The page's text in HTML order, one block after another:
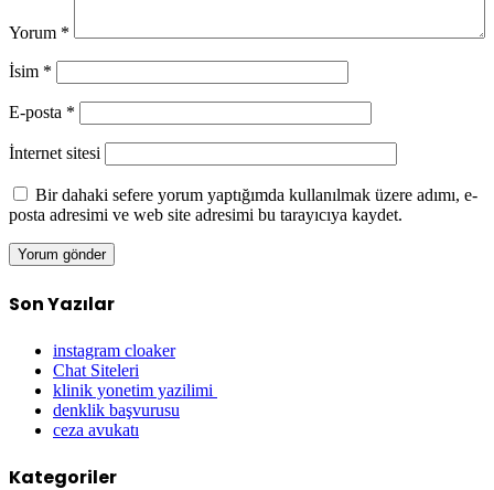
Yorum *
İsim *
E-posta *
İnternet sitesi
Bir dahaki sefere yorum yaptığımda kullanılmak üzere adımı, e-
posta adresimi ve web site adresimi bu tarayıcıya kaydet.
Son Yazılar
instagram cloaker
Chat Siteleri
klinik yonetim yazilimi
denklik başvurusu
ceza avukatı
Kategoriler